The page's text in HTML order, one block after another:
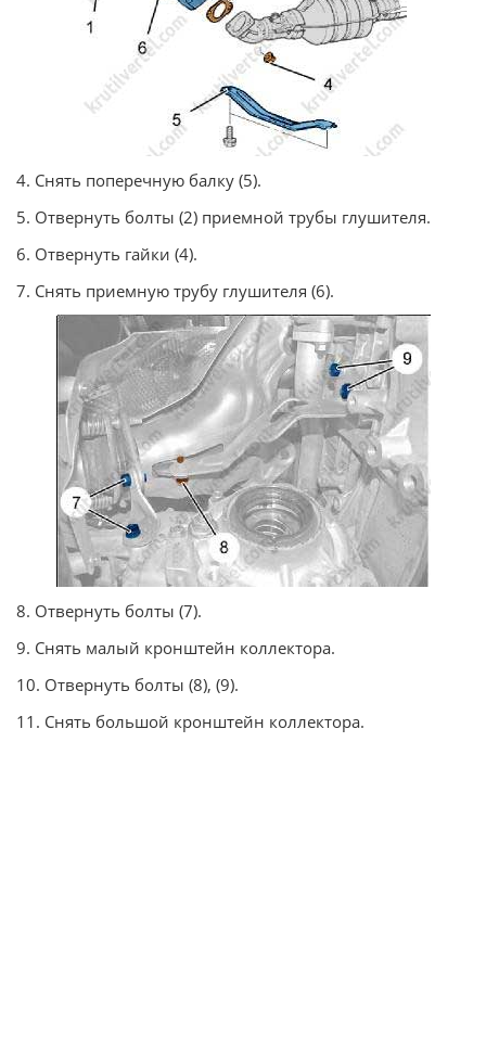
4. Снять поперечную балку (5).
5. Отвернуть болты (2) приемной трубы глушителя.
6. Отвернуть гайки (4).
7. Снять приемную трубу глушителя (6).
8. Отвернуть болты (7).
9. Снять малый кронштейн коллектора.
10. Отвернуть болты (8), (9).
11. Снять большой кронштейн коллектора.